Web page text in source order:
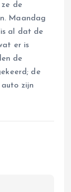
de
Maandag
al dat de
er is
de
de
zijn